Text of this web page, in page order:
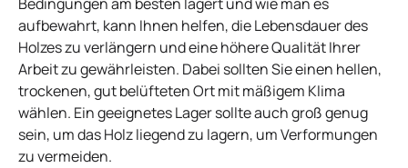
aufbewahrt, kann Ihnen helfen, die Lebensdauer des
Holzes zu verlängern und eine höhere Qualität Ihrer
Arbeit zu gewährleisten. Dabei sollten Sie einen hellen,
trockenen, gut belüfteten Ort mit mäßigem Klima
wählen. Ein geeignetes Lager sollte auch groß genug
sein, um das Holz liegend zu lagern, um Verformungen
zu vermeiden.